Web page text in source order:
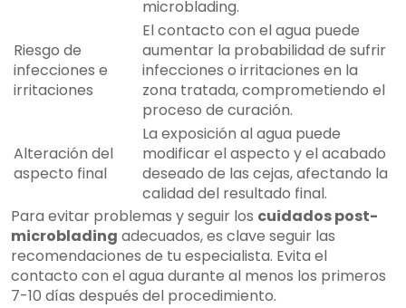
microblading.
Riesgo de
infecciones e
irritaciones
El contacto con el agua puede
aumentar la probabilidad de sufrir
infecciones o irritaciones en la
zona tratada, comprometiendo el
proceso de curación.
Alteración del
aspecto final
La exposición al agua puede
modificar el aspecto y el acabado
deseado de las cejas, afectando la
calidad del resultado final.
Para evitar problemas y seguir los cuidados post-
microblading adecuados, es clave seguir las
recomendaciones de tu especialista. Evita el
contacto con el agua durante al menos los primeros
7-10 días después del procedimiento.